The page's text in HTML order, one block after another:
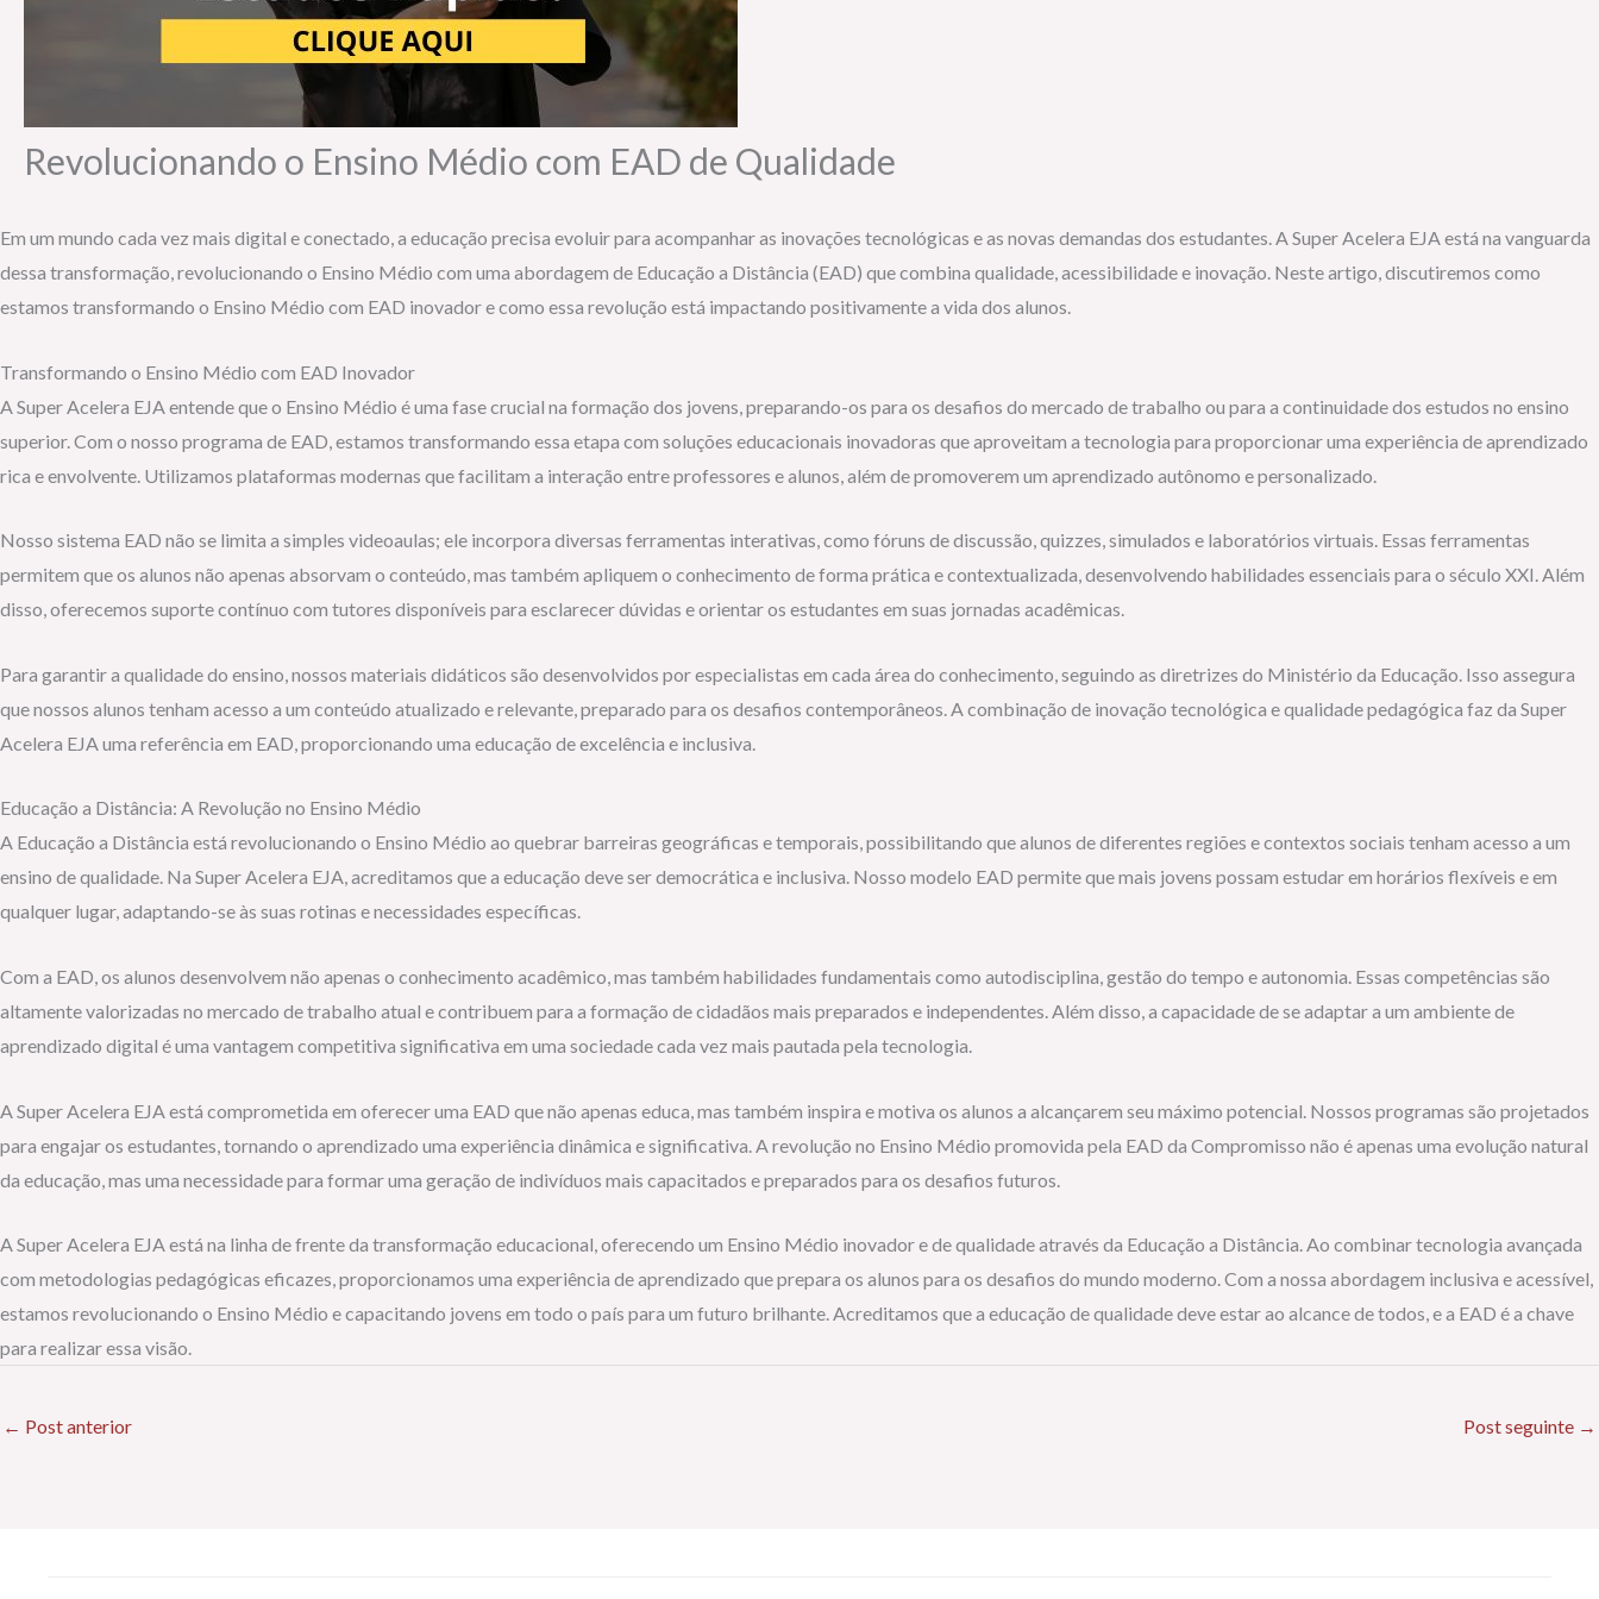
Revolucionando o Ensino Médio com EAD de Qualidade
Em um mundo cada vez mais digital e conectado, a educação precisa evoluir para acompanhar as inovações tecnológicas e as novas demandas dos estudantes. A Super Acelera EJA está na vanguarda
dessa transformação, revolucionando o Ensino Médio com uma abordagem de Educação a Distância (EAD) que combina qualidade, acessibilidade e inovação. Neste artigo, discutiremos como
estamos transformando o Ensino Médio com EAD inovador e como essa revolução está impactando positivamente a vida dos alunos.
Transformando o Ensino Médio com EAD Inovador
A Super Acelera EJA entende que o Ensino Médio é uma fase crucial na formação dos jovens, preparando-os para os desafios do mercado de trabalho ou para a continuidade dos estudos no ensino
superior. Com o nosso programa de EAD, estamos transformando essa etapa com soluções educacionais inovadoras que aproveitam a tecnologia para proporcionar uma experiência de aprendizado
rica e envolvente. Utilizamos plataformas modernas que facilitam a interação entre professores e alunos, além de promoverem um aprendizado autônomo e personalizado.
Nosso sistema EAD não se limita a simples videoaulas; ele incorpora diversas ferramentas interativas, como fóruns de discussão, quizzes, simulados e laboratórios virtuais. Essas ferramentas
permitem que os alunos não apenas absorvam o conteúdo, mas também apliquem o conhecimento de forma prática e contextualizada, desenvolvendo habilidades essenciais para o século XXI. Além
disso, oferecemos suporte contínuo com tutores disponíveis para esclarecer dúvidas e orientar os estudantes em suas jornadas acadêmicas.
Para garantir a qualidade do ensino, nossos materiais didáticos são desenvolvidos por especialistas em cada área do conhecimento, seguindo as diretrizes do Ministério da Educação. Isso assegura
que nossos alunos tenham acesso a um conteúdo atualizado e relevante, preparado para os desafios contemporâneos. A combinação de inovação tecnológica e qualidade pedagógica faz da Super
Acelera EJA uma referência em EAD, proporcionando uma educação de excelência e inclusiva.
Educação a Distância: A Revolução no Ensino Médio
A Educação a Distância está revolucionando o Ensino Médio ao quebrar barreiras geográficas e temporais, possibilitando que alunos de diferentes regiões e contextos sociais tenham acesso a um
ensino de qualidade. Na Super Acelera EJA, acreditamos que a educação deve ser democrática e inclusiva. Nosso modelo EAD permite que mais jovens possam estudar em horários flexíveis e em
qualquer lugar, adaptando-se às suas rotinas e necessidades específicas.
Com a EAD, os alunos desenvolvem não apenas o conhecimento acadêmico, mas também habilidades fundamentais como autodisciplina, gestão do tempo e autonomia. Essas competências são
altamente valorizadas no mercado de trabalho atual e contribuem para a formação de cidadãos mais preparados e independentes. Além disso, a capacidade de se adaptar a um ambiente de
aprendizado digital é uma vantagem competitiva significativa em uma sociedade cada vez mais pautada pela tecnologia.
A Super Acelera EJA está comprometida em oferecer uma EAD que não apenas educa, mas também inspira e motiva os alunos a alcançarem seu máximo potencial. Nossos programas são projetados
para engajar os estudantes, tornando o aprendizado uma experiência dinâmica e significativa. A revolução no Ensino Médio promovida pela EAD da Compromisso não é apenas uma evolução natural
da educação, mas uma necessidade para formar uma geração de indivíduos mais capacitados e preparados para os desafios futuros.
A Super Acelera EJA está na linha de frente da transformação educacional, oferecendo um Ensino Médio inovador e de qualidade através da Educação a Distância. Ao combinar tecnologia avançada
com metodologias pedagógicas eficazes, proporcionamos uma experiência de aprendizado que prepara os alunos para os desafios do mundo moderno. Com a nossa abordagem inclusiva e acessível,
estamos revolucionando o Ensino Médio e capacitando jovens em todo o país para um futuro brilhante. Acreditamos que a educação de qualidade deve estar ao alcance de todos, e a EAD é a chave
para realizar essa visão.
← Post anterior Post seguinte →